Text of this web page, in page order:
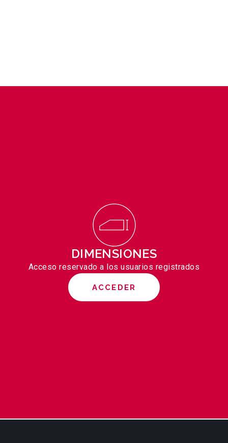
DIMENSIONES
Acceso reservado a los usuarios registrados
ACCEDER